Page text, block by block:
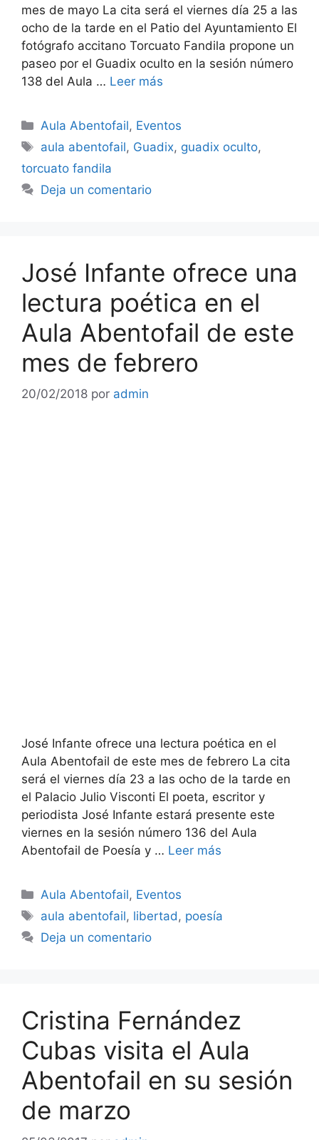
mes de mayo La cita será el viernes día 25 a las
ocho de la tarde en el Patio del Ayuntamiento El
fotógrafo accitano Torcuato Fandila propone un
paseo por el Guadix oculto en la sesión número
138 del Aula … Leer más
Categorías
Aula Abentofail, Eventos
Etiquetas
aula abentofail, Guadix, guadix oculto,
torcuato fandila
Deja un comentario
José Infante ofrece una
lectura poética en el
Aula Abentofail de este
mes de febrero
20/02/2018 por admin
José Infante ofrece una lectura poética en el
Aula Abentofail de este mes de febrero La cita
será el viernes día 23 a las ocho de la tarde en
el Palacio Julio Visconti El poeta, escritor y
periodista José Infante estará presente este
viernes en la sesión número 136 del Aula
Abentofail de Poesía y … Leer más
Categorías
Aula Abentofail, Eventos
Etiquetas
aula abentofail, libertad, poesía
Deja un comentario
Cristina Fernández
Cubas visita el Aula
Abentofail en su sesión
de marzo